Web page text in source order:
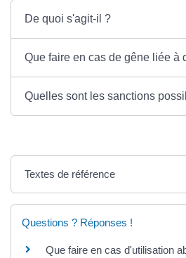
De quoi s'agit-il ?
Que faire en cas de gêne liée à
Quelles sont les sanctions
Textes de référence
Questions ? Réponses !
Que faire en cas d'utilisation